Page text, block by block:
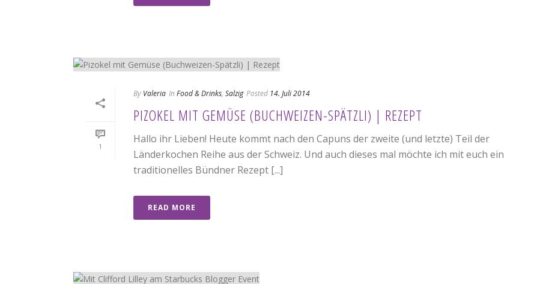
1
By Valeria In Food & Drinks, Salzig Posted 14. Juli 2014
PIZOKEL MIT GEMÜSE (BUCHWEIZEN-SPÄTZLI) | REZEPT
Hallo ihr Lieben! Heute kommt nach den Capuns der zweite (und letzte) Teil der
Länderkochen Reihe aus der Schweiz. Und auch dieses mal möchte ich mit euch ein
traditionelles Bündner Rezept [...]
READ MORE